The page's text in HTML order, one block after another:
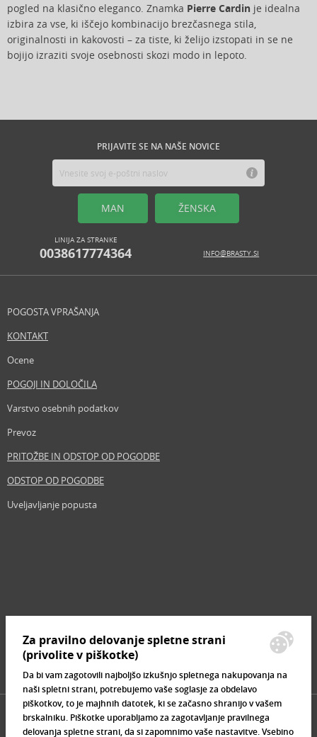
pogled na klasično eleganco. Znamka Pierre Cardin je idealna
izbira za vse, ki iščejo kombinacijo brezčasnega stila,
originalnosti in kakovosti – za tiste, ki želijo izstopati in se ne
bojijo izraziti svoje osebnosti skozi modo in lepoto.
PRIJAVITE SE NA NAŠE NOVICE
MAN ŽENSKA
LINIJA ZA STRANKE
0038617774364 INFO@BRASTY.SI
POGOSTA VPRAŠANJA
KONTAKT
Ocene
POGOJI IN DOLOČILA
Varstvo osebnih podatkov
Prevoz
PRITOŽBE IN ODSTOP OD POGODBE
ODSTOP OD POGODBE
Uveljavljanje popusta
Znamke, ki se prodajajo
Za pravilno delovanje spletne strani
(privolite v piškotke)
Da bi vam zagotovili najboljšo izkušnjo spletnega nakupovanja na
naši spletni strani, potrebujemo vaše soglasje za obdelavo
piškotkov, to je majhnih datotek, ki se začasno shranijo v vašem
brskalniku. Piškotke uporabljamo za zagotavljanje pravilnega
delovanja spletne strani, da si zapomnimo vaše nastavitve. Vsebino